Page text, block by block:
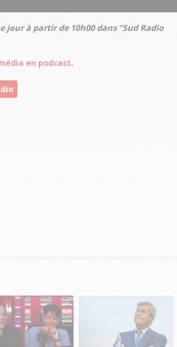
jour à partir de 10h00 dans “Sud Radio
en podcast.